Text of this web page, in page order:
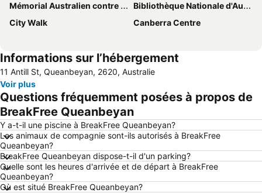
Mémorial Australien contre les guerres
Bibliothèque Nationale d'Australie
City Walk
Canberra Centre
Informations sur l’hébergement
11 Antill St, Queanbeyan, 2620, Australie
Voir plus
Questions fréquemment posées à propos de
BreakFree Queanbeyan
Y a-t-il une piscine à BreakFree Queanbeyan?
Les animaux de compagnie sont-ils autorisés à BreakFree
Queanbeyan?
BreakFree Queanbeyan dispose-t-il d'un parking?
Quelle sont les heures d'arrivée et de départ à BreakFree
Queanbeyan?
Où est situé BreakFree Queanbeyan?